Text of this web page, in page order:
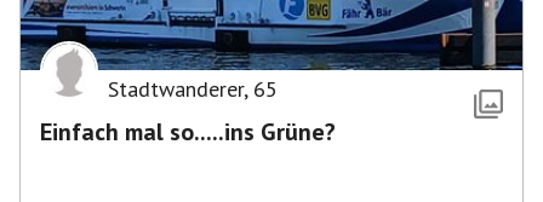
Stadtwanderer, 65
Einfach mal so.....ins Grüne?